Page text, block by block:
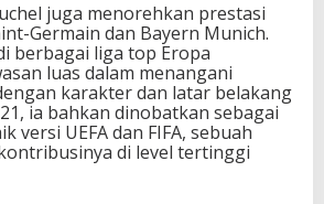
juga menorehkan prestasi
Germain dan Bayern Munich.
berbagai liga top Eropa
luas dalam menangani
karakter dan latar belakang
ia bahkan dinobatkan sebagai
versi UEFA dan FIFA, sebuah
di level tertinggi